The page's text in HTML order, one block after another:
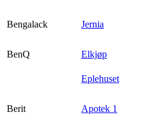
Bengalack Jernia
BenQ
Elkjøp
Eplehuset
Berit Apotek 1